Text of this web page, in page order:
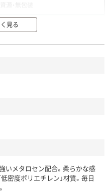
クルしやすい設計
下記商品詳細「
項目
」で確認できます。
見る
いメタロセン配合。柔らかな感
低密度ポリエチレン」材質。毎日